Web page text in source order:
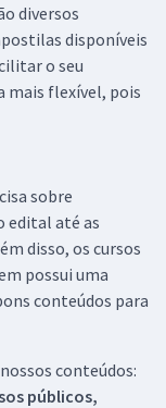
diversos
disponíveis
o seu
mais flexível, pois
sobre
edital até as
disso, os cursos
possui uma
conteúdos para
conteúdos:
públicos,